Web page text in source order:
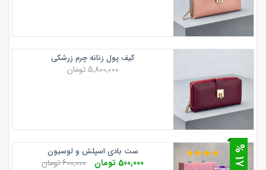
کیف پول زنانه چرم زرشکی
5,800,000 تومان
1
7
%
ست بادی اسپلش و لوسیون
500,000 تومان 600,000 تومان